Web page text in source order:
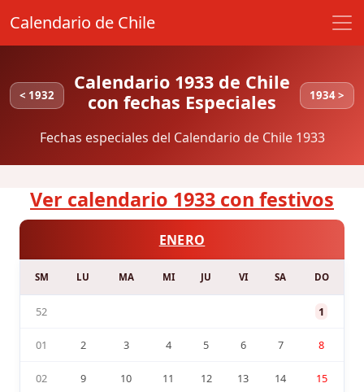
Calendario de Chile
< 1932
Calendario 1933 de Chile
con fechas Especiales
1934 >
Fechas especiales del Calendario de Chile 1933
Ver calendario 1933 con festivos
ENERO
SM LU MA MI JU VI SA DO
52 1
01 2 3 4 5 6 7 8
02 9 10 11 12 13 14 15